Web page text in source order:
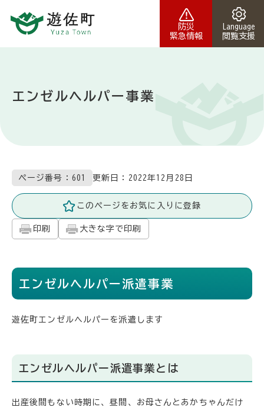
防災
緊急情報
Language
閲覧支援
エンゼルヘルパー事業
ページ番号：601 更新日： 2022年12月28日
このページをお気に入りに登録
印刷 大きな字で印刷
エンゼルヘルパー派遣事業
遊佐町エンゼルヘルパーを派遣します
エンゼルヘルパー派遣事業とは
出産後間もない時期に、昼間、お母さんとあかちゃんだけ